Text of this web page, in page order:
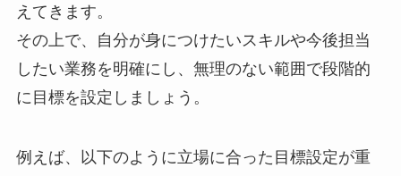
えてきます。
その上で、自分が身につけたいスキルや今後担当
したい業務を明確にし、無理のない範囲で段階的
に目標を設定しましょう。
例えば、以下のように立場に合った目標設定が重